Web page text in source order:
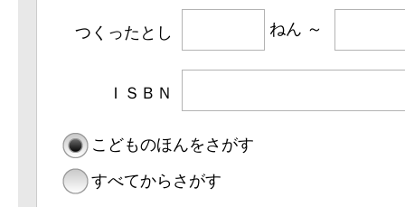
つくったとし
ＩＳＢＮ
こどものほんをさがす
すべてからさがす